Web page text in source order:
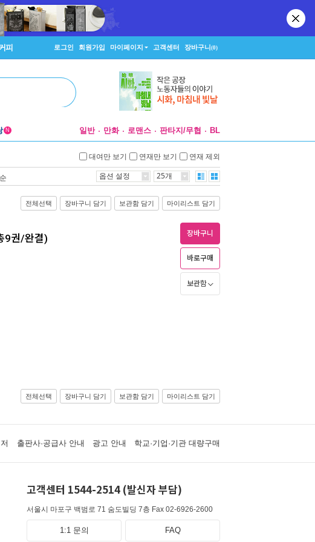
피 로그인 회원가입 마이페이지 고객센터 장바구니(0)
N 일반 만화 로맨스 판타지/무협 BL
대여만 보기 연재만 보기 연재 제외
옵션 설정 25개
전체선택 장바구니 담기 보관함 담기 마이리스트 담기
9권/완결) 장바구니
바로구매
보관함
전체선택 장바구니 담기 보관함 담기 마이리스트 담기
출판사·공급사 안내 광고 안내 학교·기업·기관 대량구매
고객센터 1544-2514 (발신자 부담)
서울시 마포구 백범로 71 숨도빌딩 7층 Fax 02-6926-2600
1:1 문의 FAQ